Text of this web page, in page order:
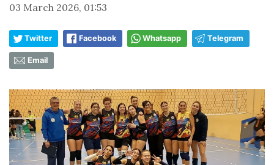
03 March 2026, 01:53
Twitter Facebook Whatsapp Telegram
Email